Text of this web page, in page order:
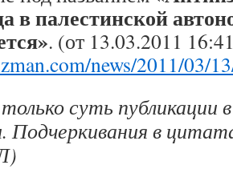
в палестинской
. (от 13.03.2011
news/2011/03/
суть публикации
Подчеркивания в